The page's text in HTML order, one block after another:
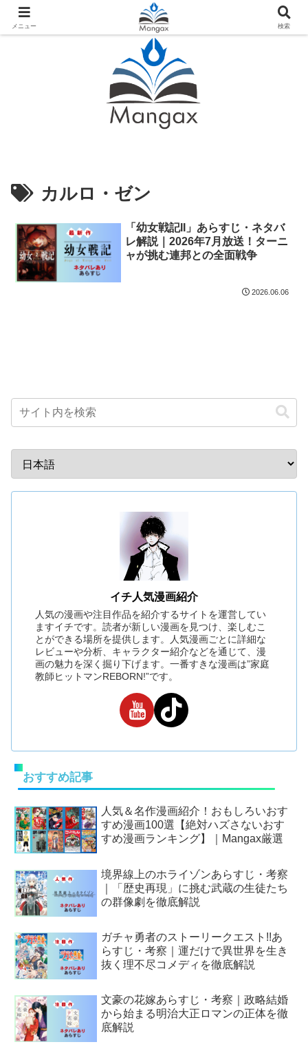
人気おすすめ漫画紹介ならMangax（マンガックス）
カルロ・ゼン
「幼女戦記II」あらすじ・ネタバ
レ解説｜2026年7月放送！ターニ
ャが挑む連邦との全面戦争
2026.06.06
イチ人気漫画紹介
人気の漫画や注目作品を紹介するサイトを運営してい
ますイチです。読者が新しい漫画を見つけ、楽しむこ
とができる場所を提供します。人気漫画ごとに詳細な
レビューや分析、キャラクター紹介などを通じて、漫
画の魅力を深く掘り下げます。一番すきな漫画は”家庭
教師ヒットマンREBORN!”です。
おすすめ記事
人気＆名作漫画紹介！おもしろいおす
すめ漫画100選【絶対ハズさないおす
すめ漫画ランキング】｜Mangax厳選
境界線上のホライゾンあらすじ・考察
｜「歴史再現」に挑む武蔵の生徒たち
の群像劇を徹底解説
ガチャ勇者のストーリークエスト!!あ
らすじ・考察｜運だけで異世界を生き
抜く理不尽コメディを徹底解説
文豪の花嫁あらすじ・考察｜政略結婚
から始まる明治大正ロマンの正体を徹
底解説
メニュー 検索